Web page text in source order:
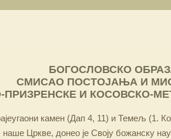
БОГОСЛОВСКО
СМИСАО ПОСТОЈАЊА И
ПРИЗРЕНСКЕ И КОСОВСКО-
камен (Дап 4, 11) и Темељ (1.
наше Цркве, донео је Своју божанску